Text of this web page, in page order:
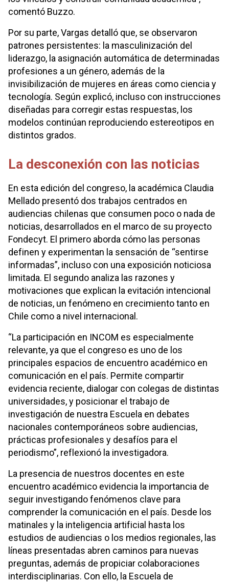
comentó Buzzo.
Por su parte, Vargas detalló que, se observaron
patrones persistentes: la masculinización del
liderazgo, la asignación automática de determinadas
profesiones a un género, además de la
invisibilización de mujeres en áreas como ciencia y
tecnología. Según explicó, incluso con instrucciones
diseñadas para corregir estas respuestas, los
modelos continúan reproduciendo estereotipos en
distintos grados.
La desconexión con las noticias
En esta edición del congreso, la académica Claudia
Mellado presentó dos trabajos centrados en
audiencias chilenas que consumen poco o nada de
noticias, desarrollados en el marco de su proyecto
Fondecyt. El primero aborda cómo las personas
definen y experimentan la sensación de “sentirse
informadas”, incluso con una exposición noticiosa
limitada. El segundo analiza las razones y
motivaciones que explican la evitación intencional
de noticias, un fenómeno en crecimiento tanto en
Chile como a nivel internacional.
“La participación en INCOM es especialmente
relevante, ya que el congreso es uno de los
principales espacios de encuentro académico en
comunicación en el país. Permite compartir
evidencia reciente, dialogar con colegas de distintas
universidades, y posicionar el trabajo de
investigación de nuestra Escuela en debates
nacionales contemporáneos sobre audiencias,
prácticas profesionales y desafíos para el
periodismo”, reflexionó la investigadora.
La presencia de nuestros docentes en este
encuentro académico evidencia la importancia de
seguir investigando fenómenos clave para
comprender la comunicación en el país. Desde los
matinales y la inteligencia artificial hasta los
estudios de audiencias o los medios regionales, las
líneas presentadas abren caminos para nuevas
preguntas, además de propiciar colaboraciones
interdisciplinarias. Con ello, la Escuela de